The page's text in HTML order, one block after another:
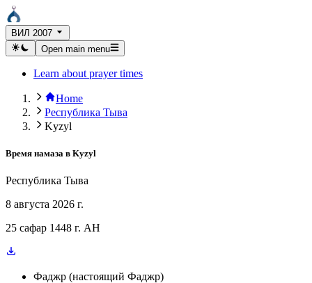
ВИЛ 2007
Open main menu
Learn about prayer times
Home
Республика Тыва
Kyzyl
Время намаза в Kyzyl
Республика Тыва
8 августа 2026 г.
25 сафар 1448 г. AH
Фаджр (настоящий Фаджр)